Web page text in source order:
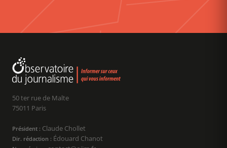
50 ter rue de Malte
75011 Paris
Président : Claude Chollet
Dir. rédaction : Édouard Chanot